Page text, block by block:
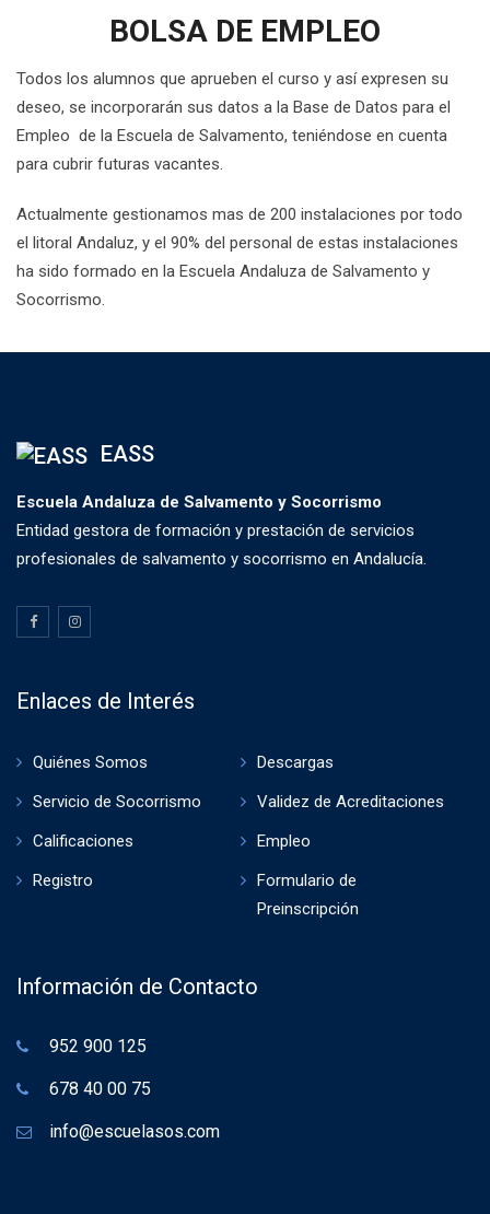
BOLSA DE EMPLEO
Todos los alumnos que aprueben el curso y así expresen su
deseo, se incorporarán sus datos a la Base de Datos para el
Empleo de la Escuela de Salvamento, teniéndose en cuenta
para cubrir futuras vacantes.
Actualmente gestionamos mas de 200 instalaciones por todo
el litoral Andaluz, y el 90% del personal de estas instalaciones
ha sido formado en la Escuela Andaluza de Salvamento y
Socorrismo.
EASS
Escuela Andaluza de Salvamento y Socorrismo
Entidad gestora de formación y prestación de servicios
profesionales de salvamento y socorrismo en Andalucía.
Enlaces de Interés
Quiénes Somos
Descargas
Servicio de Socorrismo
Validez de Acreditaciones
Calificaciones
Empleo
Registro
Formulario de
Preinscripción
Información de Contacto
952 900 125
678 40 00 75
info@escuelasos.com